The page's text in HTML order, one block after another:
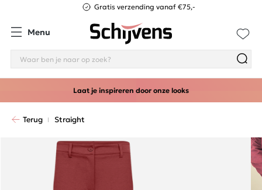
Gratis verzending vanaf €75,-
Menu
Laat je inspireren door onze looks
Terug Straight